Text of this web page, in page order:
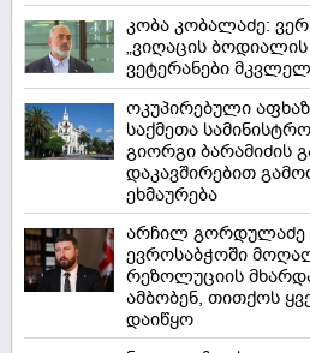
კობა კობალაძე:
„ვიღაცის
ვეტერანები
ოკუპირებული
საქმეთა
გიორგი ბარამიძის
დაკავშირებით
ეხმაურება
არჩილ გორდულაძე
ევროსაბჭოში
რეზოლუციის
ამბობენ, თითქოს
დაიწყო